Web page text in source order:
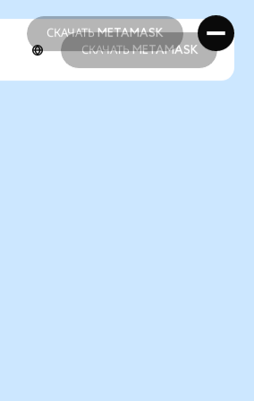
СКАЧАТЬ METAMASK
СКАЧАТЬ METAMASK
СКАЧАТЬ METAMASK